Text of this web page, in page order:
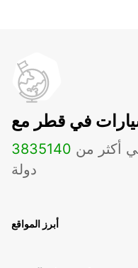
3835 أكثر من 140
دولة
أبرز المواقع